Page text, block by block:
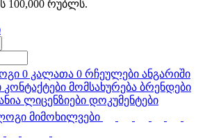
100,000 რუბლს.
0 კალათა 0 რჩეულები ანგარიში
კონტაქტები მომსახურება ბრენდები
ლიცენზიები დოკუმენტები
მიმოხილვები